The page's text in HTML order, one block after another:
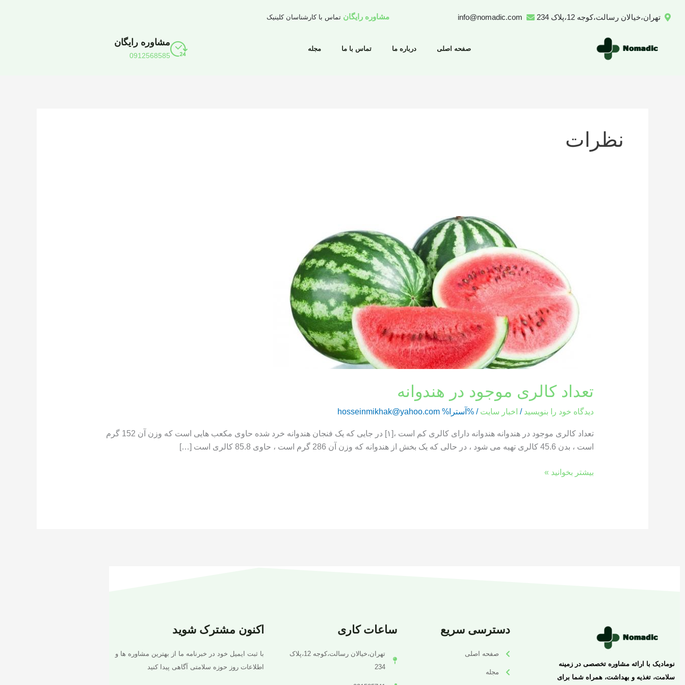
تهران،خیالان رسالت،کوجه 12،پلاک 234 info@nomadic.com مشاوره رایگان تماس با کارشناسان کلینیک
صفحه اصلی درباره ما تماس با ما مجله
مشاوره رایگان
0912568585
نظرات
تعداد کالری موجود در هندوانه
دیدگاه‌ خود را بنویسید / اخبار سایت / %آسترا% hosseinmikhak@yahoo.com
تعداد کالری موجود در هندوانه هندوانه دارای کالری کم است ،[١] در جایی که یک فنجان هندوانه خرد شده حاوی مکعب هایی است که وزن آن 152 گرم
است ، بدن 45.6 کالری تهیه می شود ، در حالی که یک بخش از هندوانه که وزن آن 286 گرم است ، حاوی 85.8 کالری است […]
بیشتر بخوانید »
نومادیک با ارائه مشاوره تخصصی در زمینه
سلامت، تغذیه و بهداشت، همراه شما برای
دسترسی سریع
صفحه اصلی
مجله
ساعات کاری
تهران،خیالان رسالت،کوجه 12،پلاک
234
اکنون مشترک شوید
با ثبت ایمیل خود در خبرنامه ما از بهترین مشاوره ها و
اطلاعات روز حوزه سلامتی آگاهی پیدا کنید